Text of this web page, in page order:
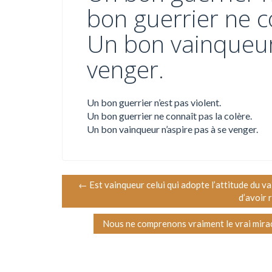
bon guerrier ne
Un bon
venger.
Un bon guerrier n’est pas violent.
Un bon guerrier ne connaît pas la colère.
Un bon vainqueur n’aspire pas à se venger.
a
← Est vainqueur celui qui adopte l’attitude du
d’avoir
Nous ne comprenons vraiment le vrai